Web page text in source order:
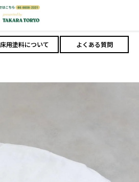
床用塗料について よくある質問